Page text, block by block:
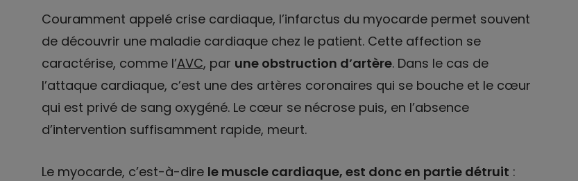
Couramment appelé crise cardiaque, l’infarctus du myocarde permet souvent
de découvrir une maladie cardiaque chez le patient. Cette affection se
caractérise, comme l’AVC, par une obstruction d’artère. Dans le cas de
l’attaque cardiaque, c’est une des artères coronaires qui se bouche et le cœur
qui est privé de sang oxygéné. Le cœur se nécrose puis, en l’absence
d’intervention suffisamment rapide, meurt.
Le myocarde, c’est-à-dire le muscle cardiaque, est donc en partie détruit :